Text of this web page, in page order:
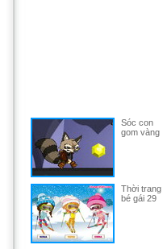
Sóc con
gom vàng
Thời trang
bé gái 29